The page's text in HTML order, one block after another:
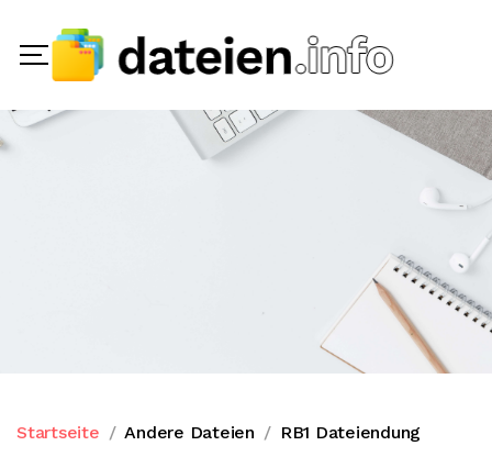
Startseite Andere Dateien RB1 Dateiendung